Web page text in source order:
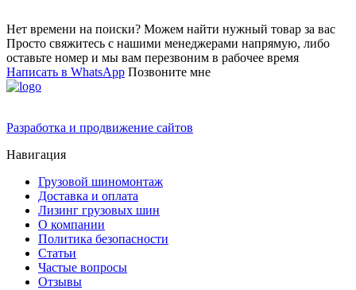
Нет времени на поиски? Можем найти нужный товар за вас
Просто свяжитесь с нашими менеджерами напрямую, либо
оставьте номер и мы вам перезвоним в рабочее время
Написать в WhatsApp Позвоните мне
Разработка и продвижение сайтов
Навигация
Грузовой шиномонтаж
Доставка и оплата
Лизинг грузовых шин
О компании
Политика безопасности
Статьи
Частые вопросы
Отзывы